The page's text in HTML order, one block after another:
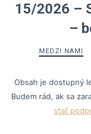
15/2026 –
–
MEDZI NAMI
Obsah je dostupný
Budem rád, ak sa
stať